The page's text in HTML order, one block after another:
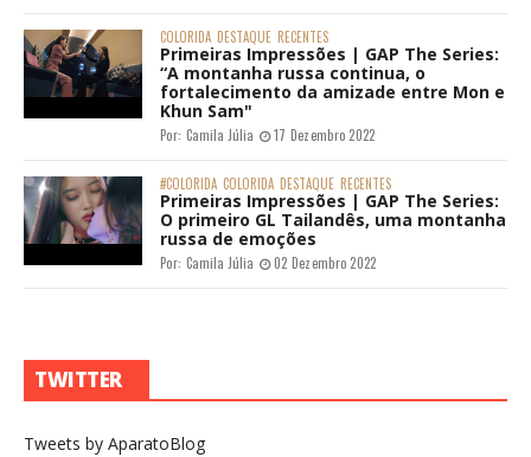
COLORIDA DESTAQUE RECENTES
Primeiras Impressões | GAP The Series:
“A montanha russa continua, o
fortalecimento da amizade entre Mon e
Khun Sam"
Por: Camila Júlia 17 Dezembro 2022
#COLORIDA COLORIDA DESTAQUE RECENTES
Primeiras Impressões | GAP The Series:
O primeiro GL Tailandês, uma montanha
russa de emoções
Por: Camila Júlia 02 Dezembro 2022
TWITTER
Tweets by AparatoBlog